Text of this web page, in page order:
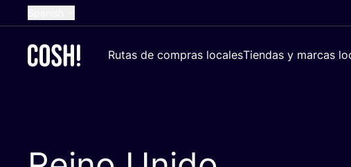
Dutch
Rutas de compras localesTiendas y marcas